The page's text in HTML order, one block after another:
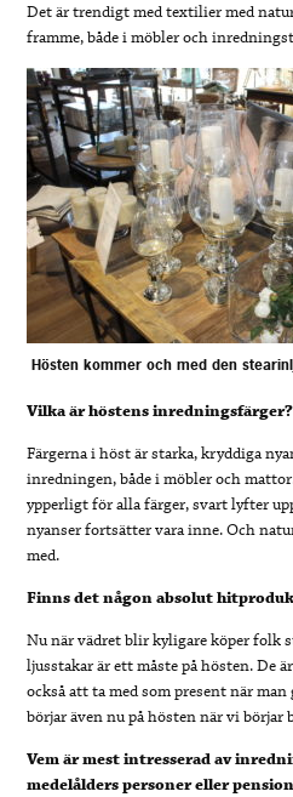
Det är trendigt med textilier med
framme, både i möbler och
Hösten kommer och med den
Vilka är höstens inredningsfärger?
Färgerna i höst är starka, kryddiga
inredningen, både i möbler och
ypperligt för alla färger, svart lyfter
nyanser fortsätter vara inne. Och
med.
Finns det någon absolut
Nu när vädret blir kyligare köper folk
ljusstakar är ett måste på hösten. De
också att ta med som present när
börjar även nu på hösten när vi
Vem är mest intresserad av
medelålders personer eller